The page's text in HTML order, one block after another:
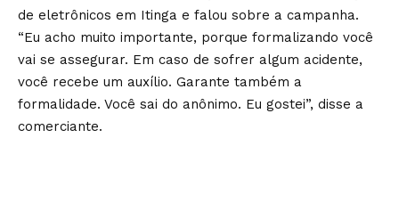
de eletrônicos em Itinga e falou sobre a campanha.
“Eu acho muito importante, porque formalizando você
vai se assegurar. Em caso de sofrer algum acidente,
você recebe um auxílio. Garante também a
formalidade. Você sai do anônimo. Eu gostei”, disse a
comerciante.